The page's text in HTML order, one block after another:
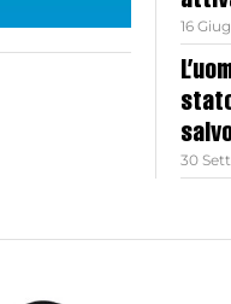
16
30